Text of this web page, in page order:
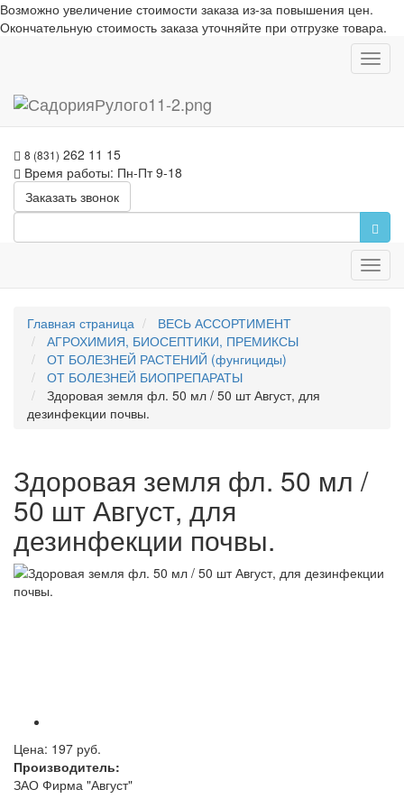
Возможно увеличение стоимости заказа из-за повышения цен.
Окончательную стоимость заказа уточняйте при отгрузке товара.
8 (831) 262 11 15
Время работы: Пн-Пт 9-18
Заказать звонок
Главная страница
ВЕСЬ АССОРТИМЕНТ
АГРОХИМИЯ, БИОСЕПТИКИ, ПРЕМИКСЫ
ОТ БОЛЕЗНЕЙ РАСТЕНИЙ (фунгициды)
ОТ БОЛЕЗНЕЙ БИОПРЕПАРАТЫ
Здоровая земля фл. 50 мл / 50 шт Август, для
дезинфекции почвы.
Здоровая земля фл. 50 мл /
50 шт Август, для
дезинфекции почвы.
Цена: 197 руб.
Производитель:
ЗАО Фирма "Август"